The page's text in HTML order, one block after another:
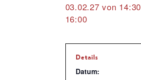
03.02.27 von 14:30
16:00
Details
Datum: